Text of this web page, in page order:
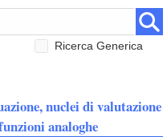
Ricerca Generica
nuclei di valutazione
analoghe